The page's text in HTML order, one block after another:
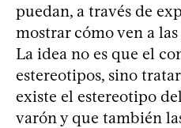
puedan, a través de
mostrar cómo ven a
La idea no es que el
estereotipos, sino
existe el estereotipo
varón y que también